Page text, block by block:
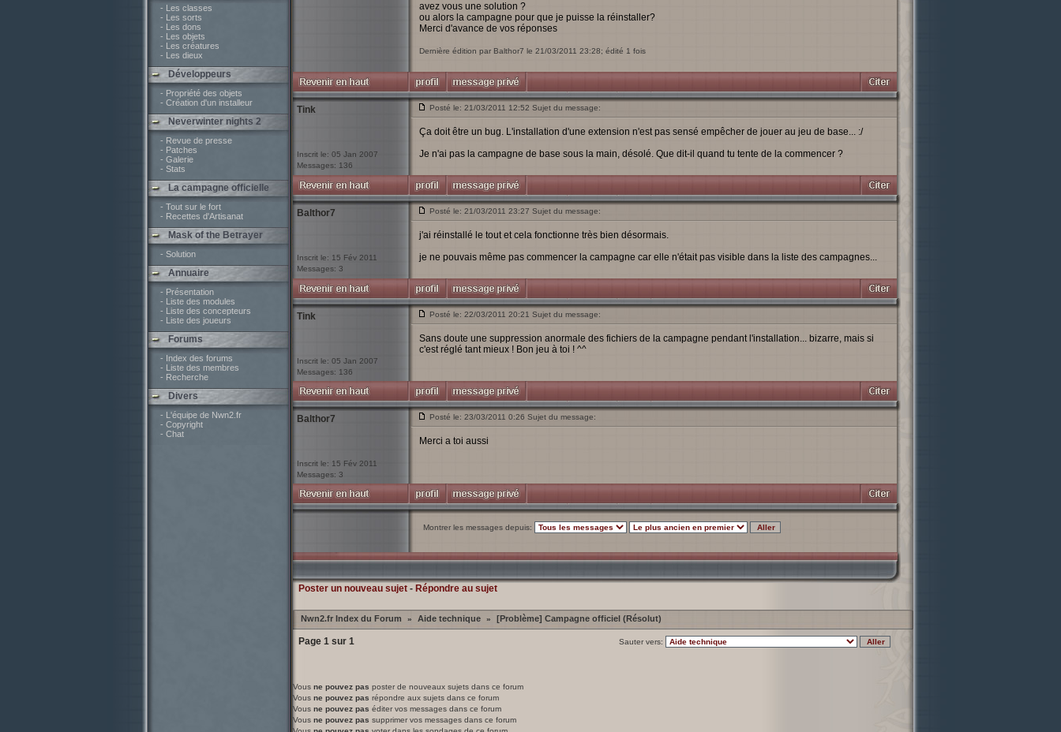
- Les classes
- Les sorts
- Les dons
- Les objets
- Les créatures
- Les dieux
Développeurs
- Propriété des objets
- Création d'un installeur
Neverwinter nights 2
- Revue de presse
- Patches
- Galerie
- Stats
La campagne officielle
- Tout sur le fort
- Recettes d'Artisanat
Mask of the Betrayer
- Solution
Annuaire
- Présentation
- Liste des modules
- Liste des concepteurs
- Liste des joueurs
Forums
- Index des forums
- Liste des membres
- Recherche
Divers
- L'équipe de Nwn2.fr
- Copyright
- Chat
avez vous une solution ?
ou alors la campagne pour que je puisse la réinstaller?
Merci d'avance de vos réponses
Dernière édition par Balthor7 le 21/03/2011 23:28; édité 1 fois
Tink
Inscrit le: 05 Jan 2007
Messages: 136
Posté le: 21/03/2011 12:52 Sujet du message:
Ça doit être un bug. L'installation d'une extension n'est pas sensé empêcher de jouer au jeu de base... :/
Je n'ai pas la campagne de base sous la main, désolé. Que dit-il quand tu tente de la commencer ?
Balthor7
Inscrit le: 15 Fév 2011
Messages: 3
Posté le: 21/03/2011 23:27 Sujet du message:
j'ai réinstallé le tout et cela fonctionne très bien désormais.
je ne pouvais même pas commencer la campagne car elle n'était pas visible dans la liste des campagnes...
Tink
Inscrit le: 05 Jan 2007
Messages: 136
Posté le: 22/03/2011 20:21 Sujet du message:
Sans doute une suppression anormale des fichiers de la campagne pendant l'installation... bizarre, mais si
c'est réglé tant mieux ! Bon jeu à toi ! ^^
Balthor7
Inscrit le: 15 Fév 2011
Messages: 3
Posté le: 23/03/2011 0:26 Sujet du message:
Merci a toi aussi
Montrer les messages depuis:
Poster un nouveau sujet- Répondre au sujet
Nwn2.fr Index du Forum » Aide technique » [Problème] Campagne officiel (Résolut)
Page 1sur 1 Sauter vers:
Vous ne pouvez pas poster de nouveaux sujets dans ce forum
Vous ne pouvez pas répondre aux sujets dans ce forum
Vous ne pouvez pas éditer vos messages dans ce forum
Vous ne pouvez pas supprimer vos messages dans ce forum